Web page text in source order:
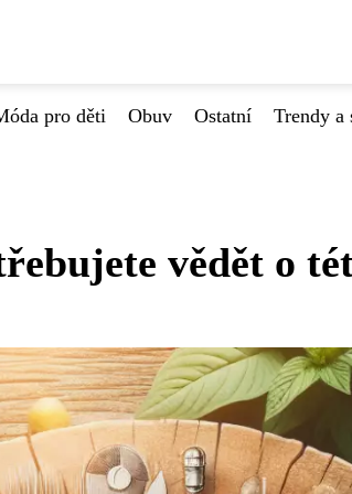
pro děti Obuv Ostatní Trendy a
vědět o